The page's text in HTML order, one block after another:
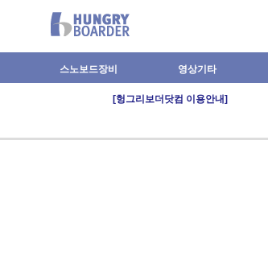
스노보드장비 영상기타
[헝그리보더닷컴 이용안내]